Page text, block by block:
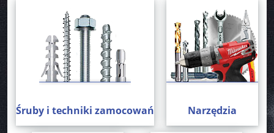
Śruby i techniki zamocowań Narzędzia